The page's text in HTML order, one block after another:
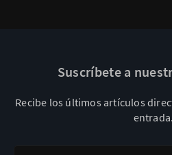
Suscríbete a
Recibe los últimos artículos
entrada.